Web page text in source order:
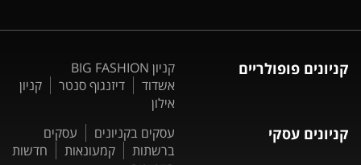
קניונים פופולריים
קניון BIG FASHION
אשדוד
דיזנגוף סנטר
קניון
אילון
קניונים עסקי עסקים בקניונים
עסקים
ברשתות
קמעונאות
חדשות